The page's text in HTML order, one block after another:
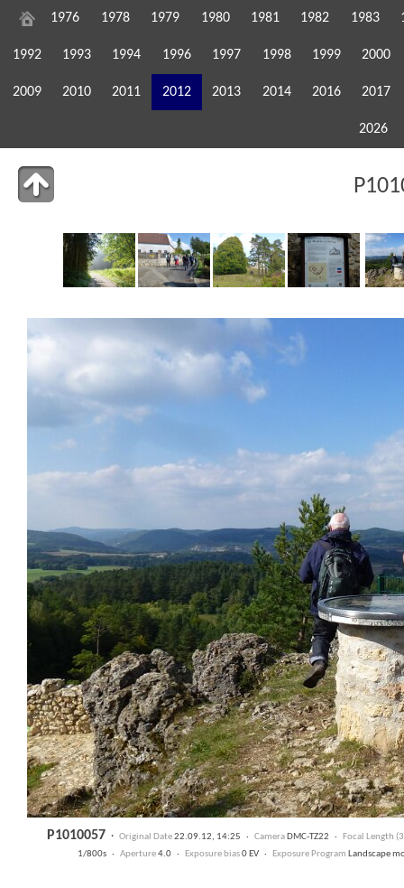
1976 1978 1979 1980 1981 1982 1983
1992 1993 1994 1996 1997 1998 1999 2000
2009 2010 2011 2012 2013 2014 2016 2017
2026
P1010057 · Original Date22.09.12, 14:25 · CameraDMC-TZ22 · Focal Length
1/800s · Aperture4.0 · Exposure bias0 EV · Exposure Program Landscape